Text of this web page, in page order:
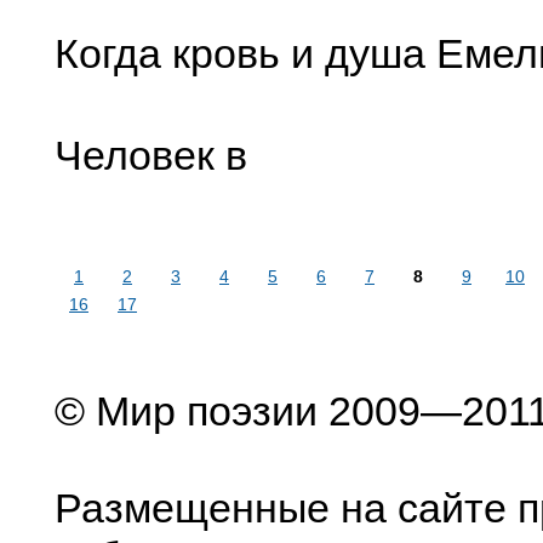
Когда кровь и душа
Человек в
1 2 3 4 5 6 7 8 9
10
16
17
© Мир поэзии
Размещенные на сайте